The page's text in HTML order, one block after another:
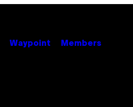
Waypoint Members